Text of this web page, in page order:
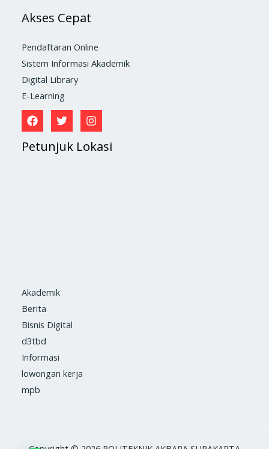
Akses Cepat
Pendaftaran Online
Sistem Informasi Akademik
Digital Library
E-Learning
Petunjuk Lokasi
Akademik
Berita
Bisnis Digital
d3tbd
Informasi
lowongan kerja
mpb